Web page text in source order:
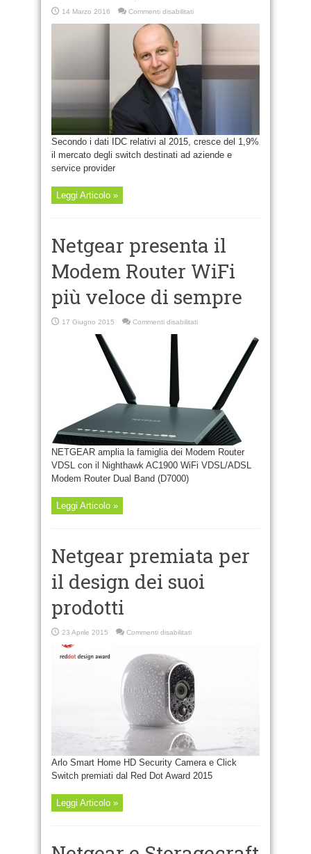
14 Marzo 2016 Commenti disabilitatisu
switch
continuity
Secondo i dati IDC relativi al 2015, cresce del 1,9%
il mercato degli switch destinati ad aziende e
service provider
Leggi Articolo »
Netgear presenta il
Modem Router WiFi
più veloce di sempre
17 Giugno 2015 Commenti disabilitatisu
sempre
NETGEAR amplia la famiglia dei Modem Router
VDSL con il Nighthawk AC1900 WiFi VDSL/ADSL
Modem Router Dual Band (D7000)
Leggi Articolo »
Netgear premiata per
il design dei suoi
prodotti
23 Aprile 2015 Commenti disabilitatisu
design
dei
suoi
prodotti
Arlo Smart Home HD Security Camera e Click
Switch premiati dal Red Dot Award 2015
Leggi Articolo »